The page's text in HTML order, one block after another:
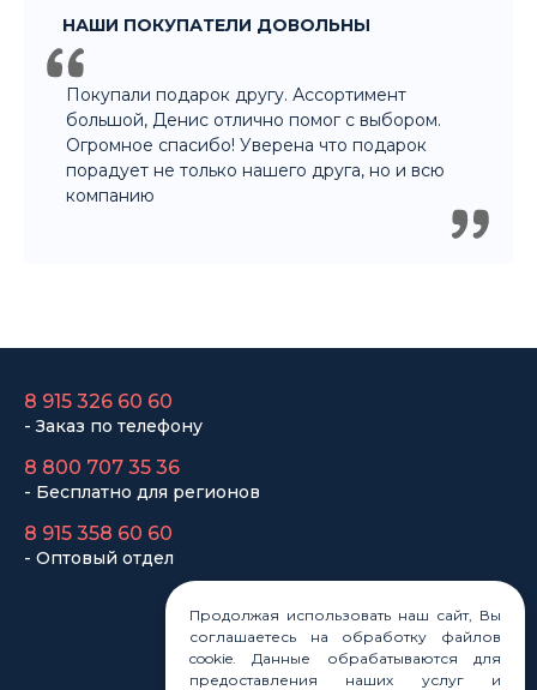
Покупали подарок другу. Ассортимент
большой, Денис отлично помог с выбором.
Огромное спасибо! Уверена что подарок
порадует не только нашего друга, но и всю
компанию
- Заказ по телефону
8 800 707 35 36
- Бесплатно для регионов
8 915 358 60 60
- Оптовый отдел
Статьи
Новости
Карта сайта
Продолжая использовать наш сайт, Вы
соглашаетесь на обработку файлов
cookie. Данные обрабатываются для
предоставления наших услуг и